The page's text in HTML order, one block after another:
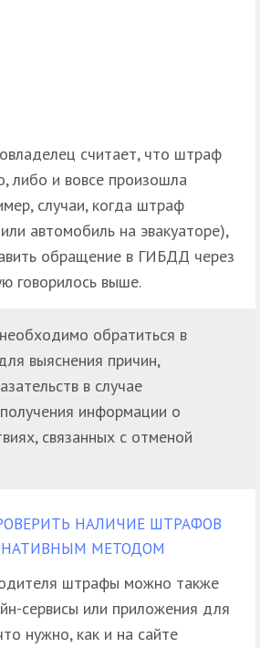
считает, что штраф
либо и вовсе произошла
случаи, когда штраф
автомобиль на эвакуаторе),
обращение в ГИБДД через
говорилось выше.
обратиться в
выяснения причин,
в случае
информации о
связанных с отменой
НАЛИЧИЕ ШТРАФОВ
МЕТОДОМ
штрафы можно также
сервисы или приложения для
нужно, как и на сайте